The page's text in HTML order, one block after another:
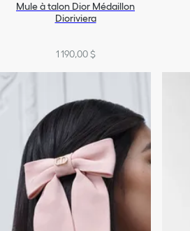
Mule à talon Dior Médaillon
Dioriviera
1 190,00 $